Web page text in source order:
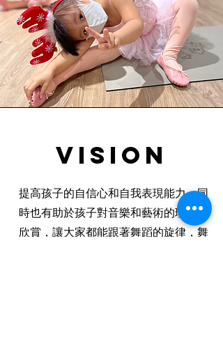
Vision
提高孩子的自信心和自我表現能力，同
時也有助於孩子對音樂和藝術的理解和
欣賞，讓大家都能跟著舞蹈的旋律，舞